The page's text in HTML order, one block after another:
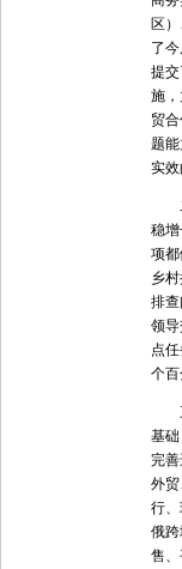
区
了
提
施
贸
题
实
二
稳
项
乡
排
领
点
个
三
基
完
外
行
俄
售